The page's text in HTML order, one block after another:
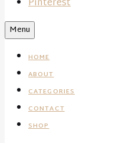
Search
Menu
HOME
ABOUT
CATEGORIES
CONTACT
SHOP